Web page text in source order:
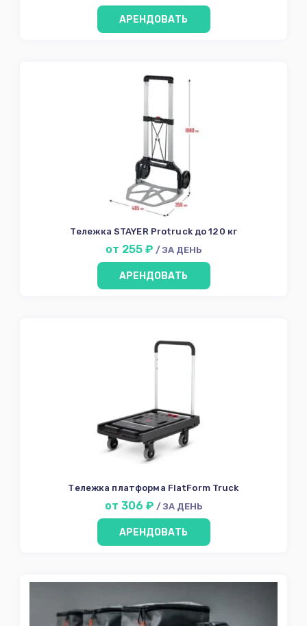
АРЕНДОВАТЬ
Тележка STAYER Protruck до 120 кг
от 255 ₽ / ЗА ДЕНЬ
АРЕНДОВАТЬ
Тележка платформа FlatForm Truck
от 306 ₽ / ЗА ДЕНЬ
АРЕНДОВАТЬ